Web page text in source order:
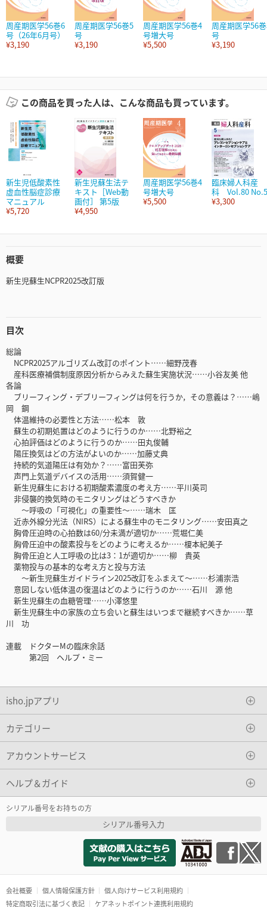
周産期医学56巻6
号（26年6月号）
¥3,190
周産期医学56巻5
号
¥3,190
周産期医学56巻4
号増大号
¥5,500
周産期医学56
号
¥3,190
この商品を買った人は、こんな商品も買っています。
新生児低酸素性
虚血性脳症診療
マニュアル
¥5,720
新生児蘇生法テ
キスト［Web動
画付］ 第5版
¥4,950
周産期医学56巻4
号増大号
¥5,500
臨床婦人科産
科 Vol.80 No.5
¥3,300
概要
新生児蘇生NCPR2025改訂版
目次
総論
NCPR2025アルゴリズム改訂のポイント……細野茂春
産科医療補償制度原因分析からみえた蘇生実施状況……小谷友美 他
各論
ブリーフィング・デブリーフィングは何を行うか，その意義は？……嶋
岡 鋼
体温維持の必要性と方法……松本 敦
蘇生の初期処置はどのように行うのか……北野裕之
心拍評価はどのように行うのか……田丸俊輔
陽圧換気はどの方法がよいのか……加藤丈典
持続的気道陽圧は有効か？……富田芙弥
声門上気道デバイスの活用……須賀健一
新生児蘇生における初期酸素濃度の考え方……平川英司
非侵襲的換気時のモニタリングはどうすべきか
～呼吸の「可視化」の重要性～……瑞木 匡
近赤外線分光法（NIRS）による蘇生中のモニタリング……安田真之
胸骨圧迫時の心拍数は60/分未満が適切か……荒堀仁美
胸骨圧迫中の酸素投与をどのように考えるか……榎本紀美子
胸骨圧迫と人工呼吸の比は3：1が適切か……柳 貴英
薬物投与の基本的な考え方と投与方法
～新生児蘇生ガイドライン2025改訂をふまえて～……杉浦崇浩
意図しない低体温の復温はどのように行うのか……石川 源 他
新生児蘇生の血糖管理……小澤悠里
新生児蘇生中の家族の立ち会いと蘇生はいつまで継続すべきか……草
川 功
連載 ドクターMの臨床余話
第2回 ヘルプ・ミー
isho.jpアプリ
カテゴリー
アカウントサービス
ヘルプ＆ガイド
シリアル番号をお持ちの方
シリアル番号入力
会社概要 個人情報保護方針
個人向けサービス利用規約
特定商取引法に基づく表記
ケアネットポイント連携利用規約